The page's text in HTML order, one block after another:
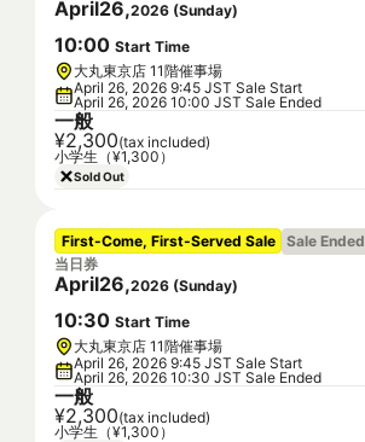
April26,2026 (Sunday)
10:00 Start Time
大丸東京店 11階催事場
April 26, 2026 9:45 JST Sale Start
April 26, 2026 10:00 JST Sale Ended
一般
¥2,300(tax included)
小学生（¥1,300）
Sold Out
First-Come, First-Served Sale Sale Ended
当日券
April26,2026 (Sunday)
10:30 Start Time
大丸東京店 11階催事場
April 26, 2026 9:45 JST Sale Start
April 26, 2026 10:30 JST Sale Ended
一般
¥2,300(tax included)
小学生（¥1,300）